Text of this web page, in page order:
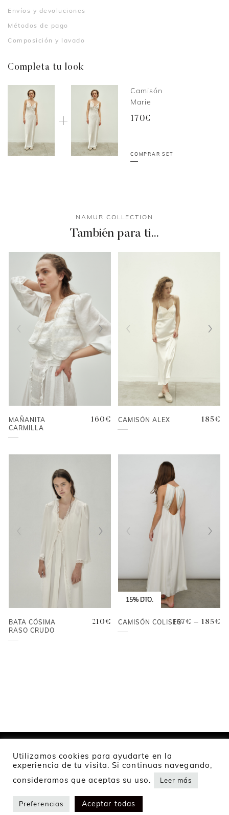
Envíos y devoluciones
Métodos de pago
Composición y lavado
Completa tu look
Camisón
Marie
170€
COMPRAR SET
198€
36 38
NAMUR COLLECTION
También para ti…
MAÑANITA
CARMILLA
160 € CAMISÓN ALEX 185€
BATA CÓSIMA
RASO CRUDO
210 €
15% DTO.
CAMISÓN COLISEO
157 € – 185€
2024 Namur Collection
Política de privacidad
Política de cookies
Envíos y devoluciones
Utilizamos cookies para ayudarte en la
experiencia de tu visita. Si continuas navegando,
consideramos que aceptas su uso.
Leer más
Preferencias Aceptar todas